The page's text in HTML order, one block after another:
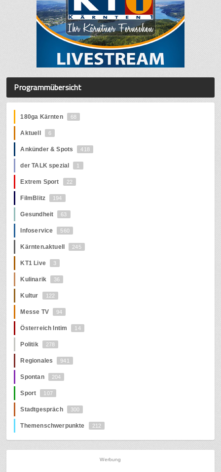
Programmübersicht
180ga Kärnten 68
Aktuell 6
Ankünder & Spots 418
der TALK spezial 1
Extrem Sport 22
FilmBlitz 194
Gesundheit 63
Infoservice 560
Kärnten.aktuell 245
KT1 Live 3
Kulinarik 36
Kultur 122
Messe TV 94
Österreich Intim 14
Politik 278
Regionales 941
Spontan 204
Sport 107
Stadtgespräch 300
Themenschwerpunkte 212
Werbung